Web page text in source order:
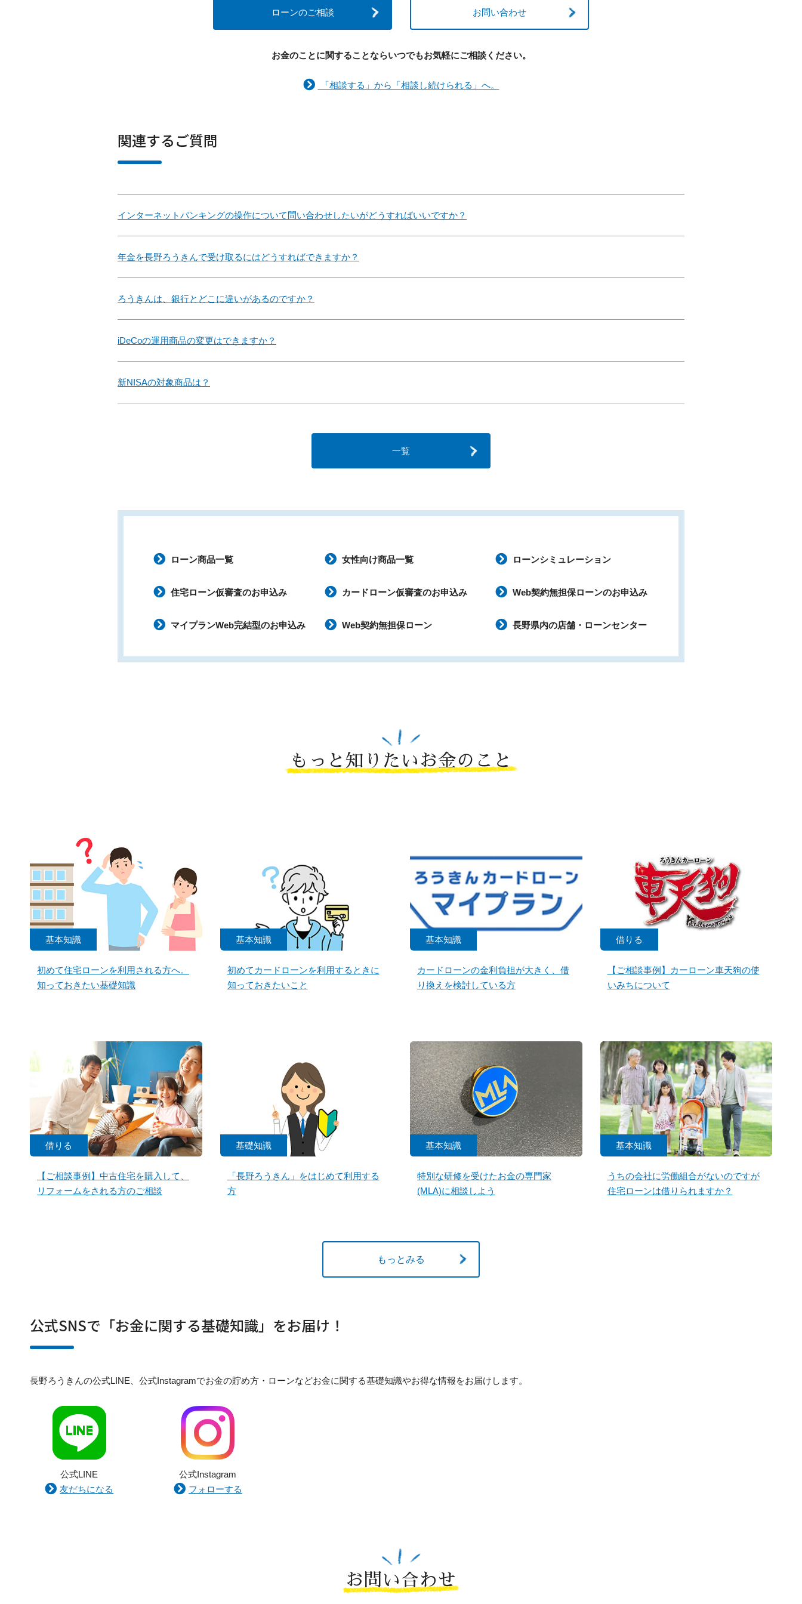
ローンのご相談 お問い合わせ
お金のことに関することならいつでもお気軽にご相談ください。
「相談する」から「相談し続けられる」へ。
関連するご質問
インターネットバンキングの操作について問い合わせしたいがどうすればいいですか？
年金を長野ろうきんで受け取るにはどうすればできますか？
ろうきんは、銀行とどこに違いがあるのですか？
iDeCoの運用商品の変更はできますか？
新NISAの対象商品は？
一覧
ローン商品一覧 女性向け商品一覧 ローンシミュレーション
住宅ローン仮審査のお申込み カードローン仮審査のお申込み Web契約無担保ローンのお申込み
マイプランWeb完結型のお申込み Web契約無担保ローン 長野県内の店舗・ローンセンター
もっと知りたいお金のこと
基本知識
初めて住宅ローンを利用される方へ。
知っておきたい基礎知識
基本知識
初めてカードローンを利用するときに
知っておきたいこと
基本知識
カードローンの金利負担が大きく、借
り換えを検討している方
借りる
【ご相談事例】カーローン車天狗の使
いみちについて
借りる
【ご相談事例】中古住宅を購入して、
リフォームをされる方のご相談
基礎知識
「長野ろうきん」をはじめて利用する
方
基本知識
特別な研修を受けたお金の専門家
(MLA)に相談しよう
基本知識
うちの会社に労働組合がないのですが
住宅ローンは借りられますか？
もっとみる
公式SNSで「お金に関する基礎知識」をお届け！
長野ろうきんの公式LINE、公式Instagramでお金の貯め方・ローンなどお金に関する基礎知識やお得な情報をお届けします。
公式LINE
友だちになる
公式Instagram
フォローする
お問い合わせ